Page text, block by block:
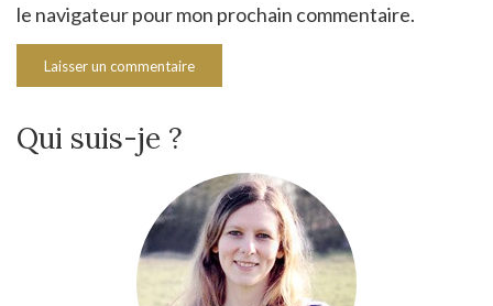
le navigateur pour mon prochain commentaire.
Qui suis-je ?